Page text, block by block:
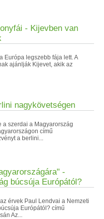
- Kijevben van
Európa legszebb fája lett. A
ajánlják Kijevet, akik az
nagykövetségen
a szerdai a Magyarország
című
a berlini...
-
búcsúja Európától?
érvek Paul Lendvai a Nemzeti
Európától? című
Az...